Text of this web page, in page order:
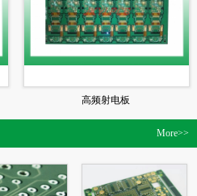
高频射电板
More>>